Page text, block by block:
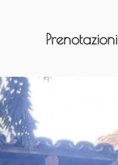
Prenotazioni